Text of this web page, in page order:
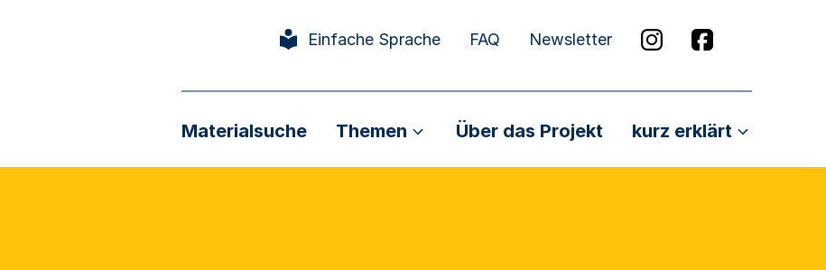
Einfache Sprache FAQ Newsletter
Materialsuche Themen Über das Projekt kurz erklärt